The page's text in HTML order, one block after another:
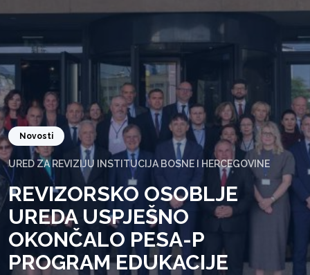
Novosti
URED ZA REVIZIJU INSTITUCIJA BOSNE I HERCEGOVINE
REVIZORSKO OSOBLJE
UREDA USPJEŠNO
OKONČALO PESA-P
PROGRAM EDUKACIJE